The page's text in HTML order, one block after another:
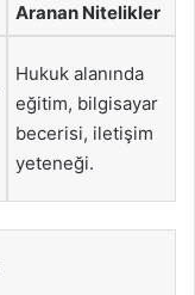
Aranan Nitelikler
Hukuk alanında
eğitim, bilgisayar
becerisi, iletişim
yeteneği.